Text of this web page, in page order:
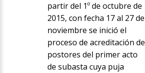
partir del 1º de octubre de
2015, con fecha 17 al 27 de
noviembre se inició el
proceso de acreditación de
postores del primer acto
de subasta cuya puja